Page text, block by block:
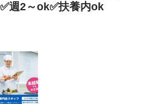
週2～ok✅扶養内ok